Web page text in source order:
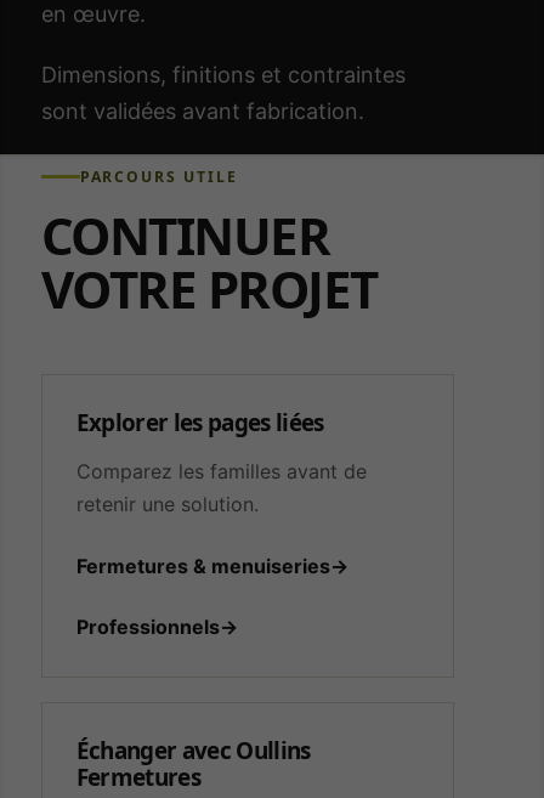
en œuvre.
Dimensions, finitions et contraintes
sont validées avant fabrication.
PARCOURS UTILE
CONTINUER
VOTRE PROJET
Explorer les pages liées
Comparez les familles avant de
retenir une solution.
Fermetures & menuiseries→
Professionnels→
Échanger avec Oullins
Fermetures